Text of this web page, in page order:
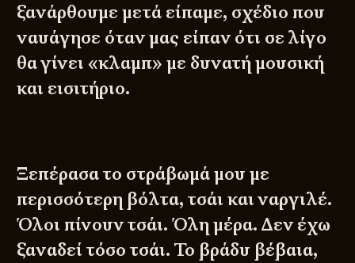
ξανάρθουμε μετά είπαμε, σχέδιο που
ναυάγησε όταν μας είπαν ότι σε λίγο
θα γίνει «κλαμπ» με δυνατή μουσική
και εισιτήριο.
Ξεπέρασα το στράβωμά μου με
περισσότερη βόλτα, τσάι και ναργιλέ.
Όλοι πίνουν τσάι. Όλη μέρα. Δεν έχω
ξαναδεί τόσο τσάι. Το βράδυ βέβαια,